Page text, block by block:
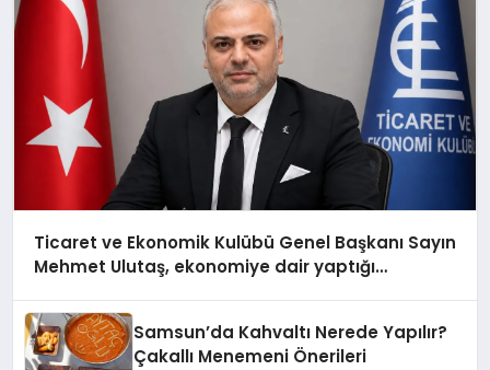
Ticaret ve Ekonomik Kulübü Genel Başkanı Sayın
Mehmet Ulutaş, ekonomiye dair yaptığı
Samsun’da Kahvaltı Nerede Yapılır?
Çakallı Menemeni Önerileri